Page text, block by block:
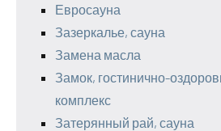
Евросауна
Зазеркалье, сауна
Замена масла
Замок, гостинично-
комплекс
Затерянный рай, сауна